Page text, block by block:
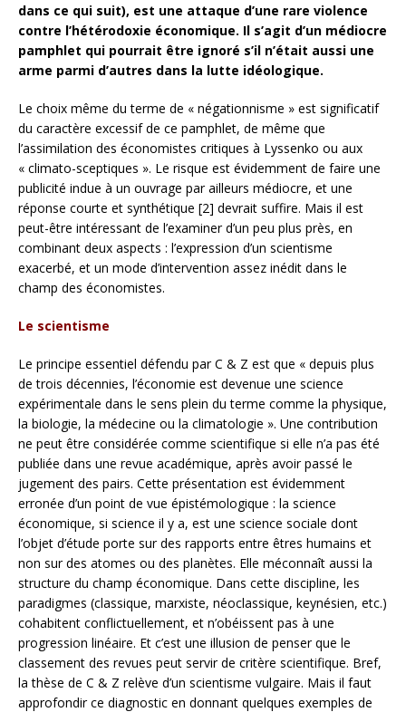
dans ce qui suit), est une attaque d’une rare violence
contre l’hétérodoxie économique. Il s’agit d’un médiocre
pamphlet qui pourrait être ignoré s’il n’était aussi une
arme parmi d’autres dans la lutte idéologique.
Le choix même du terme de « négationnisme » est significatif
du caractère excessif de ce pamphlet, de même que
l’assimilation des économistes critiques à Lyssenko ou aux
« climato-sceptiques ». Le risque est évidemment de faire une
publicité indue à un ouvrage par ailleurs médiocre, et une
réponse courte et synthétique [2] devrait suffire. Mais il est
peut-être intéressant de l’examiner d’un peu plus près, en
combinant deux aspects : l’expression d’un scientisme
exacerbé, et un mode d’intervention assez inédit dans le
champ des économistes.
Le scientisme
Le principe essentiel défendu par C & Z est que « depuis plus
de trois décennies, l’économie est devenue une science
expérimentale dans le sens plein du terme comme la physique,
la biologie, la médecine ou la climatologie ». Une contribution
ne peut être considérée comme scientifique si elle n’a pas été
publiée dans une revue académique, après avoir passé le
jugement des pairs. Cette présentation est évidemment
erronée d’un point de vue épistémologique : la science
économique, si science il y a, est une science sociale dont
l’objet d’étude porte sur des rapports entre êtres humains et
non sur des atomes ou des planètes. Elle méconnaît aussi la
structure du champ économique. Dans cette discipline, les
paradigmes (classique, marxiste, néoclassique, keynésien, etc.)
cohabitent conflictuellement, et n’obéissent pas à une
progression linéaire. Et c’est une illusion de penser que le
classement des revues peut servir de critère scientifique. Bref,
la thèse de C & Z relève d’un scientisme vulgaire. Mais il faut
approfondir ce diagnostic en donnant quelques exemples de